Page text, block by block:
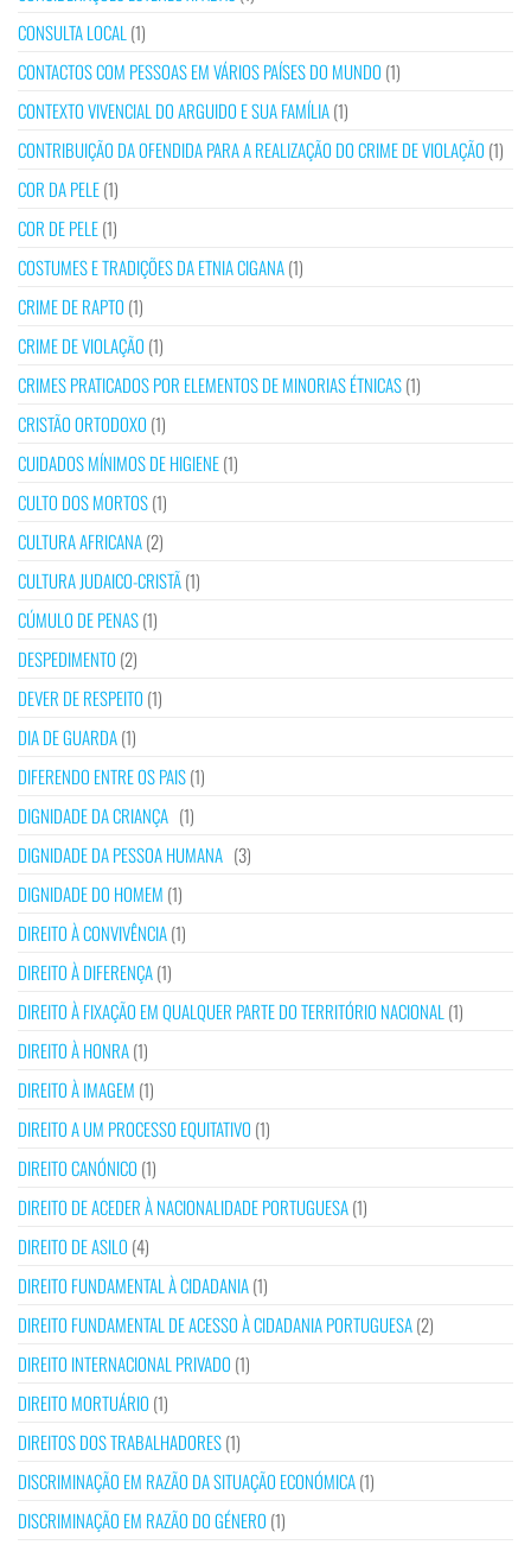
CONSULTA LOCAL (1)
CONTACTOS COM PESSOAS EM VÁRIOS PAÍSES DO MUNDO (1)
CONTEXTO VIVENCIAL DO ARGUIDO E SUA FAMÍLIA(1)
CONTRIBUIÇÃO DA OFENDIDA PARA A REALIZAÇÃO DO CRIME DE VIOLAÇÃO (1)
COR DA PELE(1)
COR DE PELE(1)
COSTUMES E TRADIÇÕES DA ETNIA CIGANA(1)
CRIME DE RAPTO (1)
CRIME DE VIOLAÇÃO (1)
CRIMES PRATICADOS POR ELEMENTOS DE MINORIAS ÉTNICAS(1)
CRISTÃO ORTODOXO (1)
CUIDADOS MÍNIMOS DE HIGIENE(1)
CULTO DOS MORTOS(1)
CULTURA AFRICANA(2)
CULTURA JUDAICO-CRISTÃ(1)
CÚMULO DE PENAS(1)
DESPEDIMENTO (2)
DEVER DE RESPEITO (1)
DIA DE GUARDA(1)
DIFERENDO ENTRE OS PAIS(1)
DIGNIDADE DA CRIANÇA (1)
DIGNIDADE DA PESSOA HUMANA (3)
DIGNIDADE DO HOMEM (1)
DIREITO À CONVIVÊNCIA(1)
DIREITO À DIFERENÇA(1)
DIREITO À FIXAÇÃO EM QUALQUER PARTE DO TERRITÓRIO NACIONAL (1)
DIREITO À HONRA(1)
DIREITO À IMAGEM (1)
DIREITO A UM PROCESSO EQUITATIVO (1)
DIREITO CANÓNICO (1)
DIREITO DE ACEDER À NACIONALIDADE PORTUGUESA(1)
DIREITO DE ASILO (4)
DIREITO FUNDAMENTAL À CIDADANIA(1)
DIREITO FUNDAMENTAL DE ACESSO À CIDADANIA PORTUGUESA(2)
DIREITO INTERNACIONAL PRIVADO (1)
DIREITO MORTUÁRIO (1)
DIREITOS DOS TRABALHADORES(1)
DISCRIMINAÇÃO EM RAZÃO DA SITUAÇÃO ECONÓMICA(1)
DISCRIMINAÇÃO EM RAZÃO DO GÉNERO (1)